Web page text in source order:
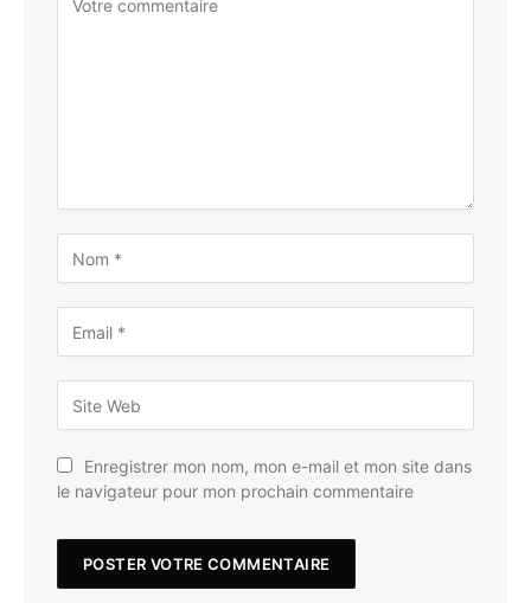
Enregistrer mon nom, mon e-mail et mon site dans
le navigateur pour mon prochain commentaire